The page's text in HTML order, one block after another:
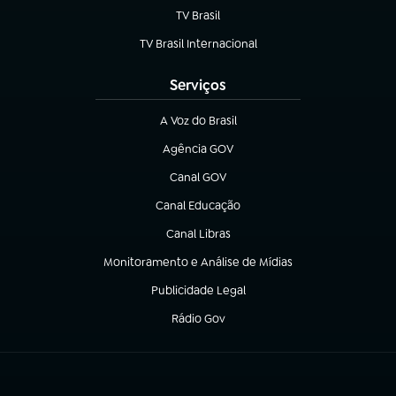
TV Brasil
(abre em nova aba)
TV Brasil Internacional
(abre em nova aba)
Serviços
A Voz do Brasil
(abre em nova aba)
Agência GOV
(abre em nova aba)
Canal GOV
(abre em nova aba)
Canal Educação
(abre em nova aba)
Canal Libras
(abre em nova aba)
Monitoramento e Análise de Mídias
(abre em nova aba)
Publicidade Legal
(abre em nova aba)
Rádio Gov
(abre em nova aba)